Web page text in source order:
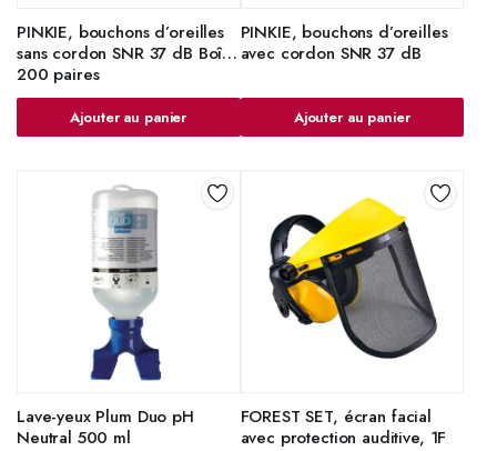
PINKIE, bouchons d’oreilles
sans cordon SNR 37 dB Boîte
200 paires
Ajouter au panier
PINKIE, bouchons d’oreilles
avec cordon SNR 37 dB
Ajouter au panier
Lave-yeux Plum Duo pH
Neutral 500 ml
FOREST SET, écran facial
avec protection auditive, 1F